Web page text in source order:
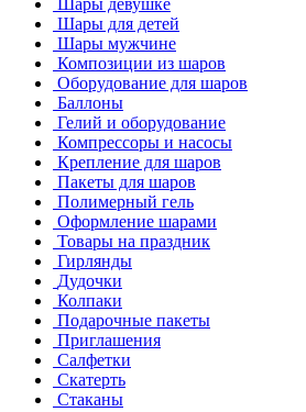
Шары для детей
Шары мужчине
Композиции из шаров
Оборудование для шаров
Баллоны
Гелий и оборудование
Компрессоры и насосы
Крепление для шаров
Пакеты для шаров
Полимерный гель
Оформление шарами
Товары на праздник
Гирлянды
Дудочки
Колпаки
Подарочные пакеты
Приглашения
Салфетки
Скатерть
Стаканы